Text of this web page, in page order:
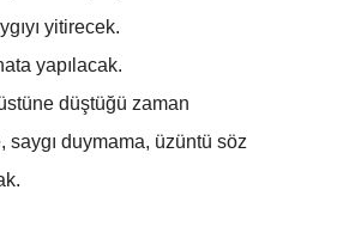
yitirecek.
yapılacak.
düştüğü zaman
saygı duymama, üzüntü söz